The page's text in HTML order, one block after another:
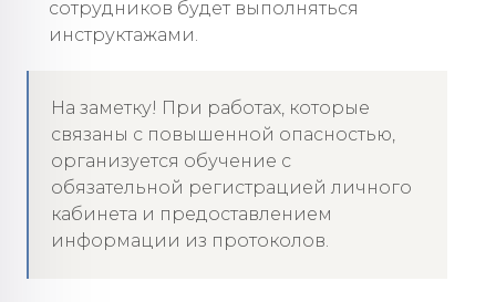
сотрудников будет выполняться
инструктажами.
На заметку! При работах, которые
связаны с повышенной опасностью,
организуется обучение с
обязательной регистрацией личного
кабинета и предоставлением
информации из протоколов.